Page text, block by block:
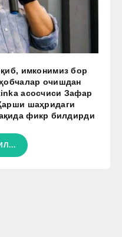
имконимиз бор
очишдан
асосчиси Зафар
шаҳридаги
фикр билдирди